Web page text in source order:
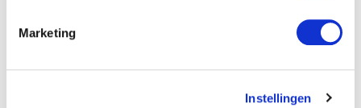
Marketing
Instellingen